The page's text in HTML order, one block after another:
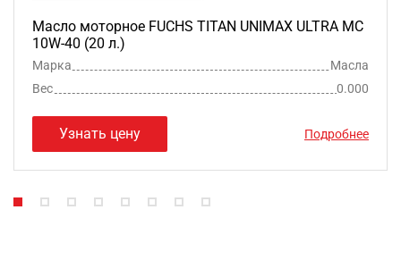
Масло моторное FUCHS TITAN UNIMAX ULTRA MC
10W-40 (20 л.)
Марка
Масла
Вес
0.000
Узнать цену Подробнее